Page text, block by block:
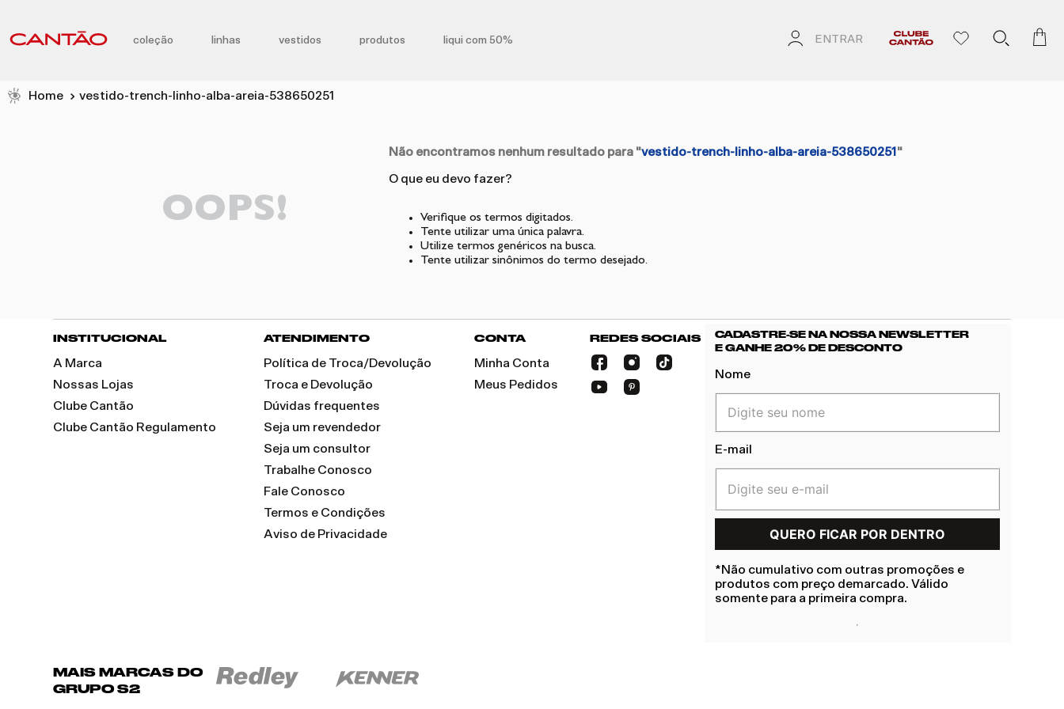
coleção linhas vestidos produtos liqui com 50% ENTRAR
vestido-trench-linho-alba-areia-538650251
OOPS!
Não encontramos nenhum resultado para "vestido-trench-linho-alba-areia-538650251 "
O que eu devo fazer?
Verifique os termos digitados.
Tente utilizar uma única palavra.
Utilize termos genéricos na busca.
Tente utilizar sinônimos do termo desejado.
INSTITUCIONAL
A Marca
Nossas Lojas
Clube Cantão
Clube Cantão Regulamento
ATENDIMENTO
Política de Troca/Devolução
Troca e Devolução
Dúvidas frequentes
Seja um revendedor
Seja um consultor
Trabalhe Conosco
Fale Conosco
Termos e Condições
Aviso de Privacidade
CONTA
Minha Conta
Meus Pedidos
REDES SOCIAIS
CADASTRE-SE NA NOSSA NEWSLETTER
E GANHE 20% DE DESCONTO
Nome
E-mail
*Não cumulativo com outras promoções e
produtos com preço demarcado. Válido
somente para a primeira compra.
MAIS MARCAS DO
GRUPO S2